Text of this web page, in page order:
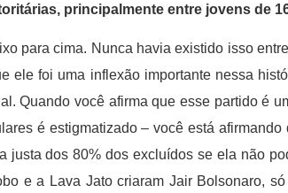
principalmente entre jovens de
para cima. Nunca havia existido isso
ele foi uma inflexão importante nessa
Quando você afirma que esse partido é
é estigmatizado – você está
justa dos 80% dos excluídos se ela não
e a Lava Jato criaram Jair Bolsonaro,